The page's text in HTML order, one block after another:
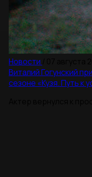
Новости
Виталий Гогунский
сезоне «Кузя. Путь к